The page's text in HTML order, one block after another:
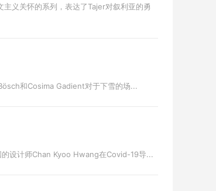
义关怀的系列，表达了Tajer对叙利亚的勇
和Cosima Gadient对于下雪的场...
设计师Chan Kyoo Hwang在Covid-19导...